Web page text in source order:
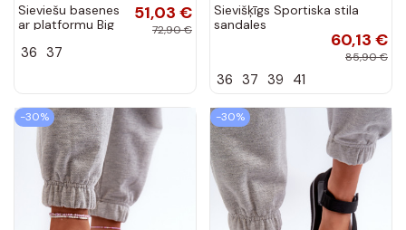
Sieviešu basenes
ar platformu Big
smilšu krāsas
51,03 €
72,90 €
36 37
Sievišķīgs Sportiska stila
sandales
4FRSS24FSANF054-20S
60,13 €
85,90 €
36 37 39 41
-30% -30%